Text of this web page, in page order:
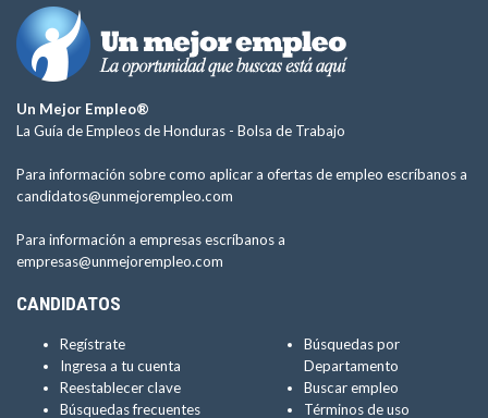
Un Mejor Empleo®
La Guía de Empleos de Honduras - Bolsa de Trabajo
Para información sobre como aplicar a ofertas de empleo escríbanos a
candidatos@unmejorempleo.com
Para información a empresas escríbanos a
empresas@unmejorempleo.com
CANDIDATOS
Regístrate
Ingresa a tu cuenta
Reestablecer clave
Búsquedas frecuentes
Búsquedas por
Departamento
Buscar empleo
Términos de uso